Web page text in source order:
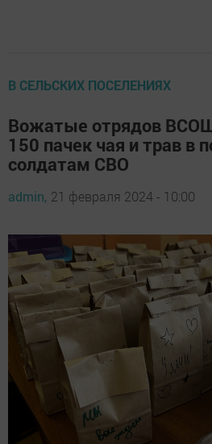
В СЕЛЬСКИХ ПОСЕЛЕНИЯХ
Вожатые отрядов
150 пачек чая и трав в
солдатам СВО
admin, 21 февраля 2024 - 10:00